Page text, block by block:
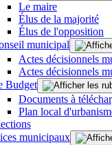
Le maire
Élus de la majorité
Élus de l'opposition
municipal
Actes décisionnels
Actes décisionnels
Budget
Documents à
Plan local
municipaux